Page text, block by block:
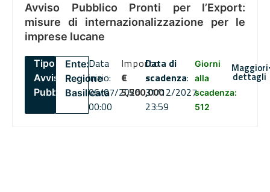
Avviso Pubblico Pronti per l’Export:
misure di internazionalizzazione per le
imprese lucane
Tipo:
Avviso
Pubblico
Ente:
Regione
Basilicata
Data
inizio:
06/07/2026
00:00
Importo
€
5,500,000
Data di
scadenza:
31/12/2027
23:59
Giorni
alla
scadenza:
512
Maggiori
dettagli